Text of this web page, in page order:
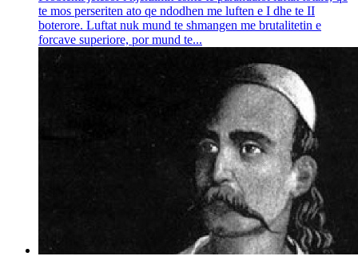
te mos perseriten ato qe ndodhen me luften e I dhe te II
boterore. Luftat nuk mund te shmangen me brutalitetin e
forcave superiore, por mund te...